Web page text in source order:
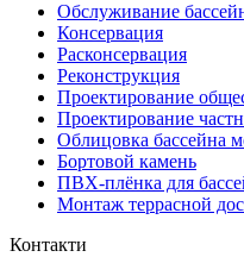
Обслуживание
Консервация
Расконсервация
Реконструкция
Проектирование
Проектирование
Облицовка бассейна
Бортовой камень
ПВХ-плёнка для
Монтаж террасной
Контакти